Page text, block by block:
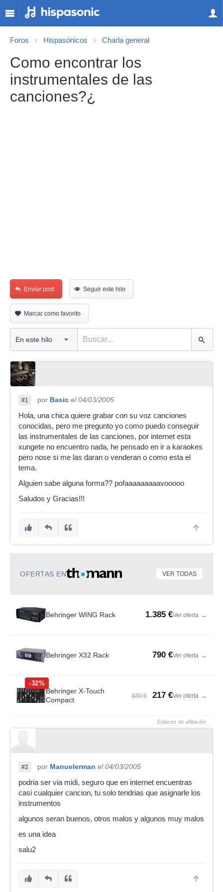
Foros Hispasónicos Charla general
Como encontrar los
instrumentales de las
canciones?¿
Enviar post Seguir este hilo
Marcar como favorito
#1 por Basic el 04/03/2005
Hola, una chica quiere grabar con su voz canciones
conocidas, pero me pregunto yo como puedo conseguir
las instrumentales de las canciones, por internet esta
xungete no encuentro nada, he pensado en ir a karaokes
pero nose si me las daran o venderan o como esta el
tema.
Alguien sabe alguna forma?? pofaaaaaaaaavooooo
Saludos y Gracias!!!
OFERTAS EN VER TODAS
Behringer WING Rack 1.385 €Ver oferta →
Behringer X32 Rack 790 €Ver oferta →
-32%
Behringer X-Touch
Compact
320 € 217 €Ver oferta →
Enlaces de afiliación
#2 por Manuelerman el 04/03/2005
podria ser via midi, seguro que en internet encuentras
casi cualquier cancion, tu solo tendrias que asignarle los
instrumentos
algunos seran buenos, otros malos y algunos muy malos
es una idea
salu2